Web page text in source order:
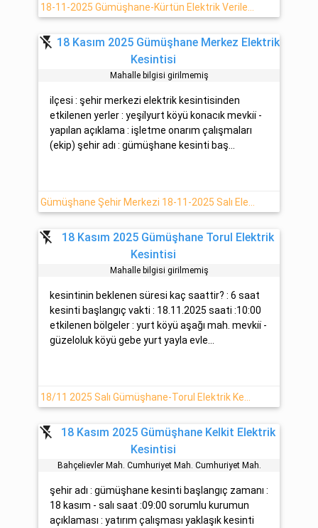
flash_off 18 Kasım 2025 Gümüşhane Merkez Elektrik
Kesintisi
Mahalle bilgisi girilmemiş
ilçesi : şehir merkezi elektrik kesintisinden
etkilenen yerler : yeşi̇lyurt köyü konacık mevki̇i̇ -
yapılan açıklama : işletme onarım çalışmaları
(ekip) şehir adı : gümüşhane kesinti baş...
flash_off
18 Kasım 2025 Gümüşhane Torul Elektrik
Kesintisi
Mahalle bilgisi girilmemiş
kesintinin beklenen süresi kaç saattir? : 6 saat
kesinti başlangıç vakti : 18.11.2025 saati :10:00
etkilenen bölgeler : yurt köyü aşağı mah. mevki̇i̇ -
güzeloluk köyü gebe yurt yayla evle...
flash_off
18 Kasım 2025 Gümüşhane Kelkit Elektrik
Kesintisi
Bahçeli̇evler Mah. Cumhuri̇yet Mah. Cumhuri̇yet Mah.
şehir adı : gümüşhane kesinti başlangıç zamanı :
18 kasım - salı saat :09:00 sorumlu kurumun
açıklaması : yatırım çalışması yaklaşık kesinti